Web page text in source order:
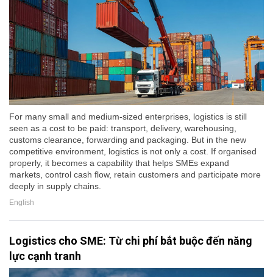
For many small and medium-sized enterprises, logistics is still
seen as a cost to be paid: transport, delivery, warehousing,
customs clearance, forwarding and packaging. But in the new
competitive environment, logistics is not only a cost. If organised
properly, it becomes a capability that helps SMEs expand
markets, control cash flow, retain customers and participate more
deeply in supply chains.
English
Logistics cho SME: Từ chi phí bắt buộc đến năng
lực cạnh tranh